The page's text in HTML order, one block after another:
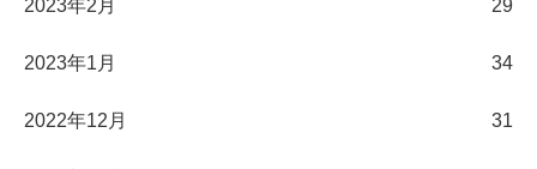
2023年2月 29
2023年1月 34
2022年12月 31